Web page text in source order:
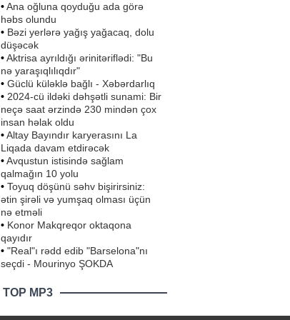
•Ana oğluna qoyduğu ada görə
həbs olundu
• Bəzi yerlərə yağış yağacaq, dolu
düşəcək
•Aktrisa ayrıldığı ərinitəriflədi: "Bu
nə yaraşıqlılıqdır"
• Güclü küləklə bağlı - Xəbərdarlıq
• 2024-cü ildəki dəhşətli sunami: Bir
neçə saat ərzində 230 mindən çox
insan həlak oldu
•Altay Bayındır karyerasını La
Liqada davam etdirəcək
•Avqustun istisində sağlam
qalmağın 10 yolu
• Toyuq döşünü səhv bişirirsiniz:
ətin şirəli və yumşaq olması üçün
nə etməli
• Konor Makqreqor oktaqona
qayıdır
• "Real"ı rədd edib "Barselona"nı
seçdi - Mourinyo ŞOKDA
TOP MP3